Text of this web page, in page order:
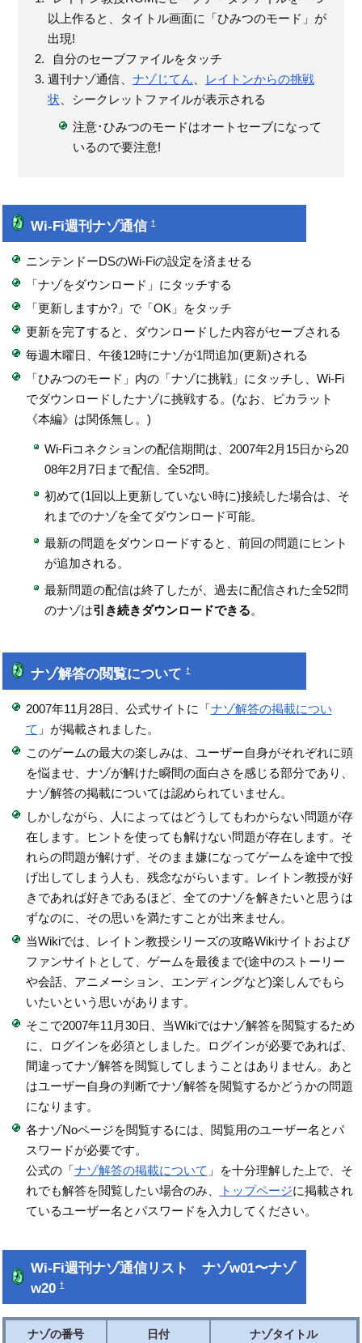
以上作ると、タイトル画面に「ひみつのモード」が
出現!
自分のセーブファイルをタッチ
週刊ナゾ通信、 ナゾじてん
レイトンからの挑戦
状 、シークレットファイルが表示される
注意･ひみつのモードはオートセーブになって
いるので要注意!
Wi-Fi週刊ナゾ通信†
ニンテンドーDSのWi-Fiの設定を済ませる
「ナゾをダウンロード」にタッチする
「更新しますか?」で「OK」をタッチ
更新を完了すると、ダウンロードした内容がセーブされる
毎週木曜日、午後12時にナゾが1問追加(更新)される
「ひみつのモード」内の「ナゾに挑戦」にタッチし、Wi-Fi
でダウンロードしたナゾに挑戦する。(なお、ピカラット
《本編》は関係無し。)
Wi-Fiコネクションの配信期間は、2007年2月15日から20
08年2月7日まで配信、全52問。
初めて(1回以上更新していない時に)接続した場合は、そ
れまでのナゾを全てダウンロード可能。
最新の問題をダウンロードすると、前回の問題にヒント
が追加される。
最新問題の配信は終了したが、過去に配信された全52問
のナゾは引き続きダウンロードできる。
ナゾ解答の閲覧について†
2007年11月28日、公式サイトに「ナゾ解答の掲載につい
て 」が掲載されました。
このゲームの最大の楽しみは、ユーザー自身がそれぞれに頭
を悩ませ、ナゾが解けた瞬間の面白さを感じる部分であり、
ナゾ解答の掲載については認められていません。
しかしながら、人によってはどうしてもわからない問題が存
在します。ヒントを使っても解けない問題が存在します。そ
れらの問題が解けず、そのまま嫌になってゲームを途中で投
げ出してしまう人も、残念ながらいます。レイトン教授が好
きであれば好きであるほど、全てのナゾを解きたいと思うは
ずなのに、その思いを満たすことが出来ません。
当Wikiでは、レイトン教授シリーズの攻略Wikiサイトおよび
ファンサイトとして、ゲームを最後まで(途中のストーリー
や会話、アニメーション、エンディングなど)楽しんでもら
いたいという思いがあります。
そこで2007年11月30日、当Wikiではナゾ解答を閲覧するため
に、ログインを必須としました。ログインが必要であれば、
間違ってナゾ解答を閲覧してしまうことはありません。あと
はユーザー自身の判断でナゾ解答を閲覧するかどうかの問題
になります。
各ナゾNoページを閲覧するには、閲覧用のユーザー名とパ
スワードが必要です。
公式の「ナゾ解答の掲載について 」を十分理解した上で、そ
れでも解答を閲覧したい場合のみ、
トップページに掲載され
ているユーザー名とパスワードを入力してください。
Wi-Fi週刊ナゾ通信リスト ナゾw01〜ナゾ
w20†
ナゾの番号 日付 ナゾタイトル